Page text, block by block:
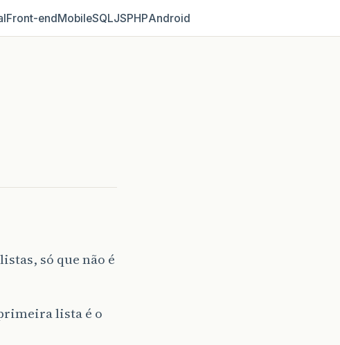
Front‑endMobileSQLJSPHPAndroid
só que não é
lista é o